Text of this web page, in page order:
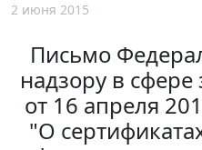
2 июня 2015
Письмо
надзору в
от 16 апреля
"О